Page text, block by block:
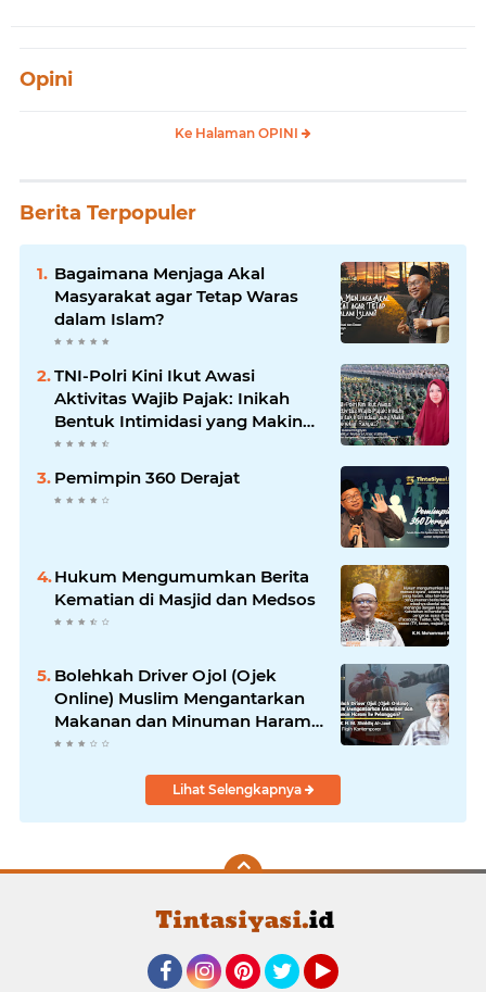
Opini
Ke Halaman OPINI
Berita Terpopuler
Bagaimana Menjaga Akal
Masyarakat agar Tetap Waras
dalam Islam?
TNI-Polri Kini Ikut Awasi
Aktivitas Wajib Pajak: Inikah
Bentuk Intimidasi yang Makin
Menekan Rakyat?
Pemimpin 360 Derajat
Hukum Mengumumkan Berita
Kematian di Masjid dan Medsos
Bolehkah Driver Ojol (Ojek
Online) Muslim Mengantarkan
Makanan dan Minuman Haram
ke Pelanggan?
Lihat Selengkapnya